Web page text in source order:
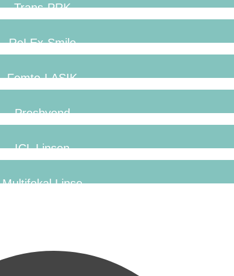
Trans-PRK
ReLEx-Smile
Femto-LASIK
Presbyond
ICL Linsen
Multifokal Linse